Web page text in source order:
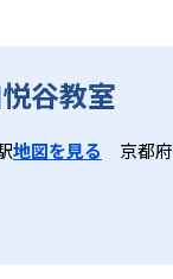
メリットとしては
谷教室
地図を見る 京都